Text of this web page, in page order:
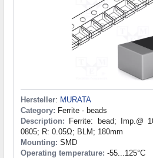
Hersteller: MURATA
Category: Ferrite - beads
Description: Ferrite: bead; Imp.@
0805; R: 0.05Ω; BLM; 180mm
Mounting: SMD
Operating temperature: -55...125°C